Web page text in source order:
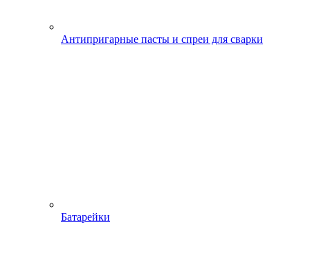
Антипригарные пасты и спреи для сварки
Батарейки